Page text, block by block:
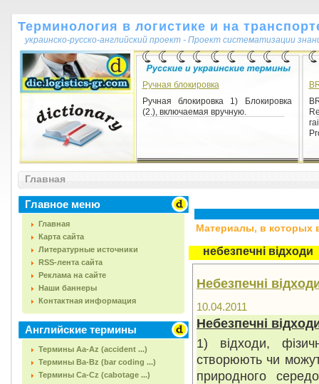
Терминология в логистике и на
украинско-русско-английский проект - Проект систематизации
Ручная блокировка
Ручная блокировка 1) Блокировка
(2.), включаемая вручную.
Главная
Главное меню
Главная
Карта сайта
Литературные источники
RSS-лента сайта
Реклама на сайте
Наши баннеры
Контактная информация
Английские термины
Термины Aa-Az (accident ...)
Термины Ba-Bz (bar coding ...)
Термины Ca-Cz (cabotage ...)
Материалы, в которых
небезпечні відходи
Небезпечні
10.04.2011
Небезпечні
1) відходи,
створюють чи
природного